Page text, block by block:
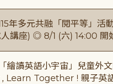
年多元共融「閱平等」
講座) ◎ 8/1 (六) 14:00 開
繪讀英語小宇宙」兒童外
Learn Together ! 親子英